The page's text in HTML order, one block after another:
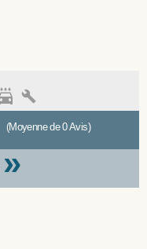
(Moyenne de 0 Avis)
»